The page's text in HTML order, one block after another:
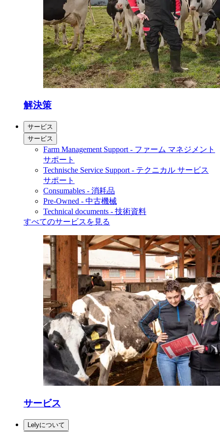
解決策
サービス
サービス
Farm Management Support - ファーム マネジメント
サポート
Technische Service Support - テクニカル サービス
サポート
Consumables - 消耗品
Pre-Owned - 中古機械
Technical documents - 技術資料
すべてのサービスを見る
サービス
Lelyについて